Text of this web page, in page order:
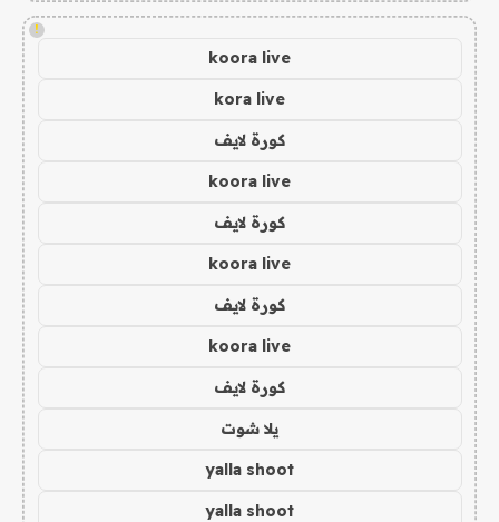
!
koora live
kora live
كورة لايف
koora live
كورة لايف
koora live
كورة لايف
koora live
كورة لايف
يلا شوت
yalla shoot
yalla shoot